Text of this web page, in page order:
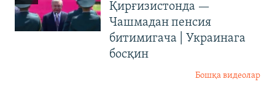
Қирғизистонда —
Чашмадан пенсия
битимигача | Украинага
босқин
Бошқа видеолар